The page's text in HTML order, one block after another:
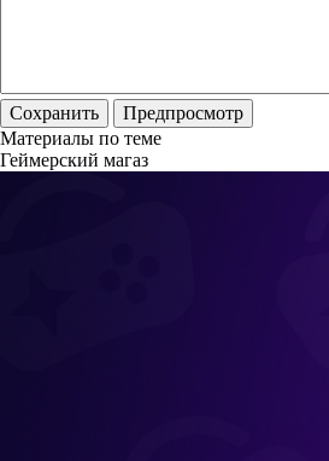
Материалы по теме
Геймерский магаз